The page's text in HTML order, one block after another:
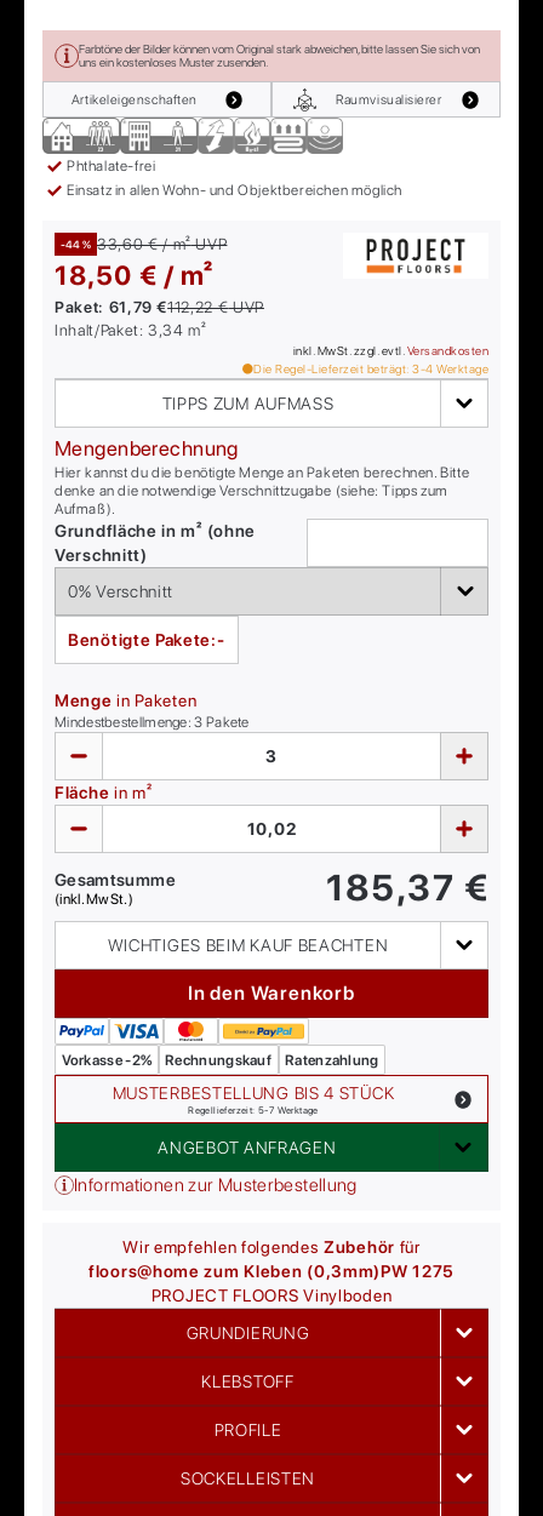
Farbtöne der Bilder können vom Original stark abweichen, bitte lassen Sie sich von
uns ein kostenloses Muster zusenden.
Artikeleigenschaften Raumvisualisierer
Phthalate-frei
Einsatz in allen Wohn- und Objektbereichen möglich
-44 % 33,60 € / m²UVP
18,50 € / m²
Paket: 61,79 €112,22 €UVP
Inhalt/Paket:3,34 m²
inkl. MwSt. zzgl. evtl. Versandkosten
Die Regel-Lieferzeit beträgt: 3-4 Werktage
TIPPS ZUM AUFMASS
Mengenberechnung
Hier kannst du die benötigte Menge an Paketen berechnen. Bitte
denke an die notwendige Verschnittzugabe (siehe: Tipps zum
Aufmaß).
Grundfläche in m² (ohne
Verschnitt)
Benötigte Pakete:-
Menge in Paketen
Mindestbestellmenge:3 Pakete
Fläche in m²
Gesamtsumme
(inkl. MwSt.) 185,37 €
WICHTIGES BEIM KAUF BEACHTEN
In den Warenkorb
Vorkasse -2% Rechnungskauf Ratenzahlung
MUSTERBESTELLUNG BIS 4 STÜCK
Regellieferzeit: 5-7 Werktage
ANGEBOT ANFRAGEN
Informationen zur Musterbestellung
Wir empfehlen folgendesZubehör für
floors@home zum Kleben (0,3mm)PW 1275
PROJECT FLOORS Vinylboden
GRUNDIERUNG
KLEBSTOFF
PROFILE
SOCKELLEISTEN